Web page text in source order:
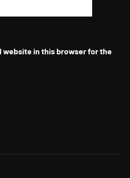
website in this browser for the
CITILINK Bagikan Beragam